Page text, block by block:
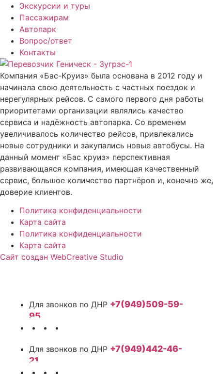
Экскурсии и туры
Пассажирам
Автопарк
Вопрос/ответ
Контакты
Компания «Бас-Круиз» была основана в 2012 году и
начинала свою деятельность с частных поездок и
нерегулярных рейсов. С самого первого дня работы
приоритетами организации являлись качество
сервиса и надёжность автопарка. Со временем
увеличивалось количество рейсов, привлекались
новые сотрудники и закупались новые автобусы. На
данный момент «Бас круиз» перспективная
развивающаяся компания, имеющая качественный
сервис, большое количество партнёров и, конечно же,
доверие клиентов.
Политика конфиденциальности
Карта сайта
Политика конфиденциальности
Карта сайта
Сайт создан WebCreative Studio
+7(949)509-59-
95
+7(949)442-46-
21